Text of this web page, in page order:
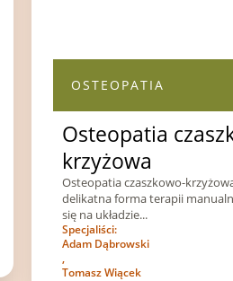
OSTEOPATIA
Osteopatia
krzyżowa
Osteopatia czaszkowo-
delikatna forma terapii
się na układzie...
Specjaliści:
Adam Dąbrowski
,
Tomasz Wiącek